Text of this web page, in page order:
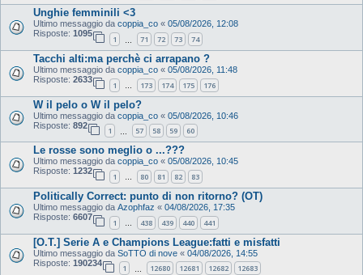
Unghie femminili <3
Ultimo messaggio da coppia_co « 05/08/2026, 12:08
Risposte: 1095
1 71 72 73 74
Tacchi alti:ma perchè ci arrapano ?
Ultimo messaggio da coppia_co « 05/08/2026, 11:48
Risposte: 2633
1 … 173 174 175 176
W il pelo o W il pelo?
Ultimo messaggio da coppia_co « 05/08/2026, 10:46
Risposte: 892
1 57 58 59 60
Le rosse sono meglio o ...???
Ultimo messaggio da coppia_co « 05/08/2026, 10:45
Risposte: 1232
1 … 80 81 82 83
Politically Correct: punto di non ritorno? (OT)
Ultimo messaggio da Azophfaz « 04/08/2026, 17:35
Risposte: 6607
1 … 438 439 440 441
[O.T.] Serie A e Champions League:fatti e misfatti
Ultimo messaggio da SoTTO di nove « 04/08/2026, 14:55
Risposte: 190234
1 12680 12681 12682 12683